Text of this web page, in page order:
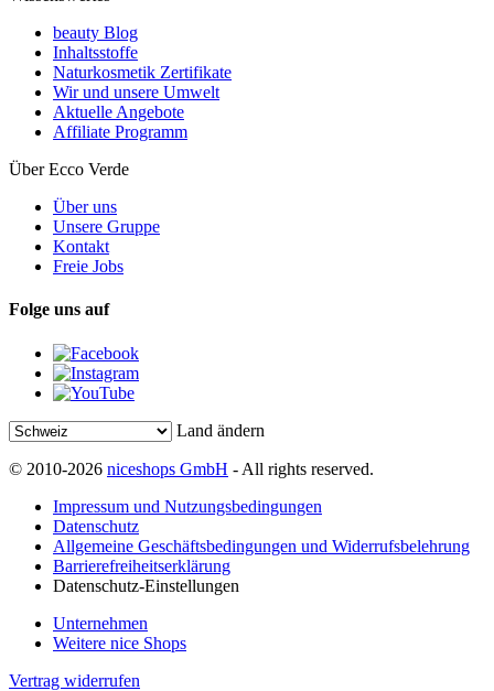
beauty Blog
Inhaltsstoffe
Naturkosmetik Zertifikate
Wir und unsere Umwelt
Aktuelle Angebote
Affiliate Programm
Über Ecco Verde
Über uns
Unsere Gruppe
Kontakt
Freie Jobs
Folge uns auf
Land ändern
© 2010-2026 niceshops GmbH - All rights reserved.
Impressum und Nutzungsbedingungen
Datenschutz
Allgemeine Geschäftsbedingungen und Widerrufsbelehrung
Barrierefreiheitserklärung
Datenschutz-Einstellungen
Unternehmen
Weitere nice Shops
Vertrag widerrufen